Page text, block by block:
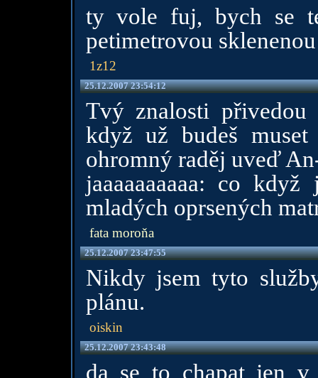
ty vole fuj, bych se
petimetrovou
1z12
25.12.2007 23:54:12
Tvý znalosti
když už budeš
ohromný raděj uveď
jaaaaaaaaaa: co
mladých oprsených
fata moroňa
25.12.2007 23:47:55
Nikdy jsem tyto
plánu.
oiskin
25.12.2007 23:43:48
da se to chapat jen